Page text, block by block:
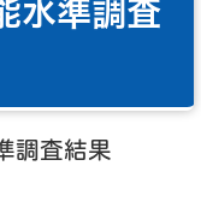
水準調査
調査結果